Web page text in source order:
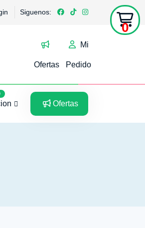
Siguenos:
Ofertas
Mi
Pedido
0
5
Ofertas